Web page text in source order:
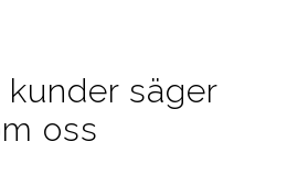
kunder säger
oss